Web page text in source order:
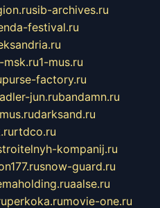
sib-archives.ru
festival.ru
msk.ru1-mus.ru
purse-factory.ru
adler-jun.rubandamn.ru
darksand.ru
rtdco.ru
kompanij.ru
snow-guard.ru
aalse.ru
perkoka.rumovie-one.ru